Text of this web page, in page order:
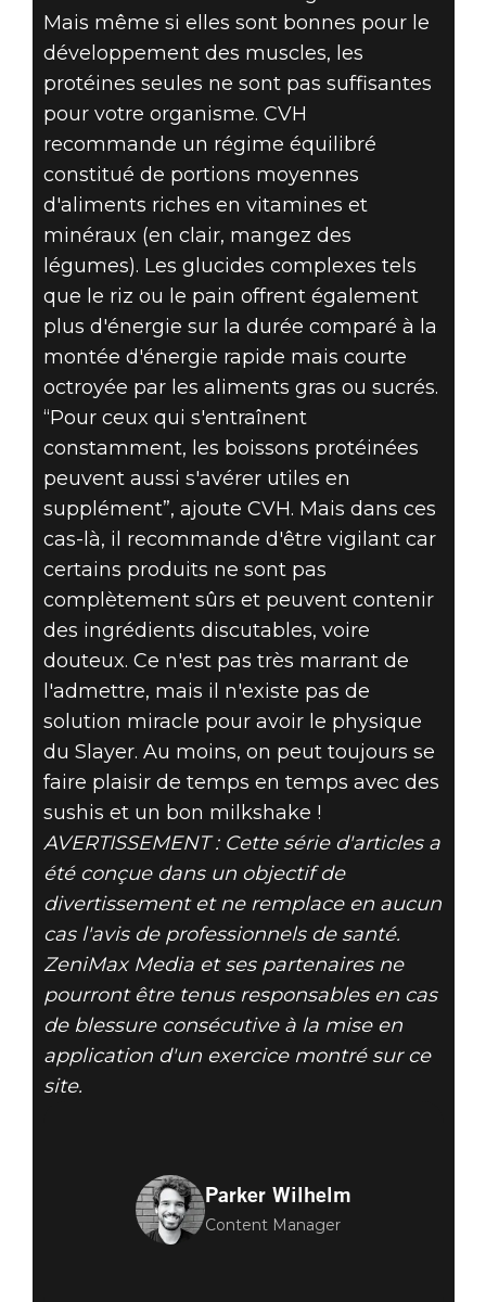
Mais même si elles sont bonnes pour le
développement des muscles, les
protéines seules ne sont pas suffisantes
pour votre organisme. CVH
recommande un régime équilibré
constitué de portions moyennes
d'aliments riches en vitamines et
minéraux (en clair, mangez des
légumes). Les glucides complexes tels
que le riz ou le pain offrent également
plus d'énergie sur la durée comparé à la
montée d'énergie rapide mais courte
octroyée par les aliments gras ou sucrés.
“Pour ceux qui s'entraînent
constamment, les boissons protéinées
peuvent aussi s'avérer utiles en
supplément”, ajoute CVH. Mais dans ces
cas-là, il recommande d'être vigilant car
certains produits ne sont pas
complètement sûrs et peuvent contenir
des ingrédients discutables, voire
douteux. Ce n'est pas très marrant de
l'admettre, mais il n'existe pas de
solution miracle pour avoir le physique
du Slayer. Au moins, on peut toujours se
faire plaisir de temps en temps avec des
sushis et un bon milkshake !
AVERTISSEMENT : Cette série d'articles a
été conçue dans un objectif de
divertissement et ne remplace en aucun
cas l'avis de professionnels de santé.
ZeniMax Media et ses partenaires ne
pourront être tenus responsables en cas
de blessure consécutive à la mise en
application d'un exercice montré sur ce
site.
Parker Wilhelm
Content Manager